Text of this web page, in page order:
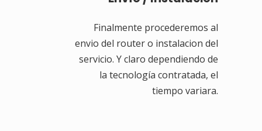
Finalmente procederemos al
envio del router o instalacion del
servicio. Y claro dependiendo de
la tecnología contratada, el
tiempo variara.